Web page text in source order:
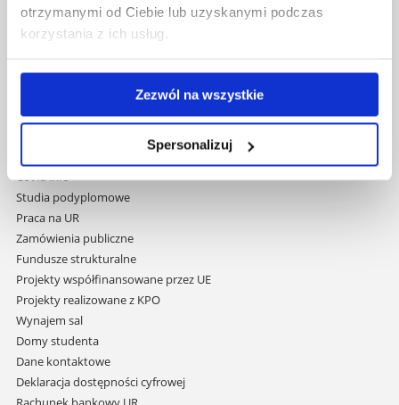
otrzymanymi od Ciebie lub uzyskanymi podczas
korzystania z ich usług.
Zezwól na wszystkie
Spersonalizuj
Uniwersytet Rzeszowski
Al. Tadeusza Rejtana 16C
nawigację
do
treści
Mapa serwisu
Covid info
Studia podyplomowe
Praca na UR
Zamówienia publiczne
Fundusze strukturalne
Projekty współfinansowane przez UE
Projekty realizowane z KPO
Wynajem sal
Domy studenta
Dane kontaktowe
Deklaracja dostępności cyfrowej